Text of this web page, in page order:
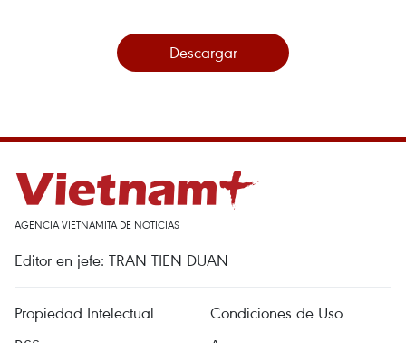
Descargar
AGENCIA VIETNAMITA DE NOTICIAS
Editor en jefe: TRAN TIEN DUAN
Propiedad Intelectual
Condiciones de Uso